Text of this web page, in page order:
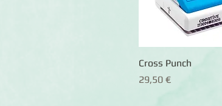
Schnellansicht
Cross Punch
Preis
29,50 €